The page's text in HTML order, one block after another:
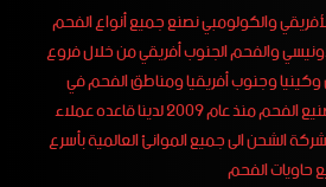
والكولومبي نصنع جميع أنواع الفحم
والفحم الجنوب أفريقي من خلال فروع
وكينيا وجنوب أفريقيا ومناطق الفحم في
كولومبيا نعمل في مجال تصنيع الفحم منذ عام 2009 لدينا قاعده عملاء
الشحن الى جميع الموانئ العالمية بأسرع
الفحم